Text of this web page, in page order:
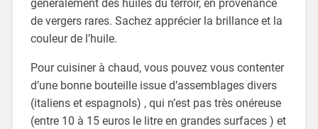
généralement des huiles du terroir, en provenance
de vergers rares. Sachez apprécier la brillance et la
couleur de l’huile.
Pour cuisiner à chaud, vous pouvez vous contenter
d’une bonne bouteille issue d’assemblages divers
(italiens et espagnols) , qui n’est pas très onéreuse
(entre 10 à 15 euros le litre en grandes surfaces ) et